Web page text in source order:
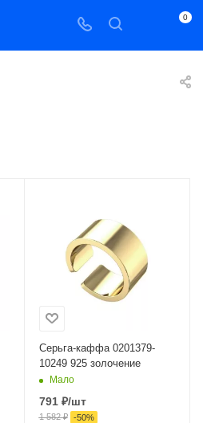
0
Серьга-каффа 0201379-
10249 925 золочение
Мало
791₽/шт
1 582₽ -50%